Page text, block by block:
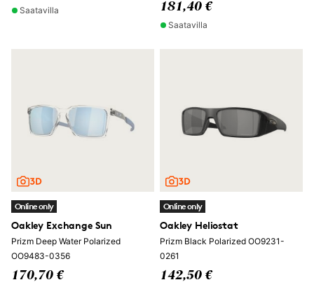
Saatavilla 181,40 €
Saatavilla
Online only
Oakley Exchange Sun
Prizm Deep Water Polarized
OO9483-0356
170,70 €
Online only
Oakley Heliostat
Prizm Black Polarized OO9231-
0261
142,50 €